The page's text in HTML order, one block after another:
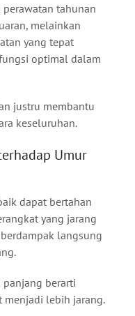
perawatan tahunan
melainkan
yang tepat
optimal dalam
justru membantu
keseluruhan.
Umur
dapat bertahan
yang jarang
langsung
berarti
menjadi lebih jarang.